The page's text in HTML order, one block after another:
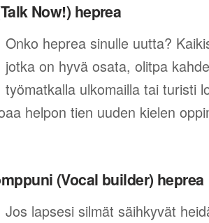
Now!) heprea
Onko heprea sinulle uutta?
jotka on hyvä osata, olitpa
työmatkalla ulkomailla tai turisti
helpon tien uuden kielen
(Vocal builder) heprea
Jos lapsesi silmät säihkyvät